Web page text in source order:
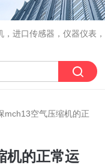
，进口传感器，仪器仪表
mch13空气压缩机的正
机的正常运